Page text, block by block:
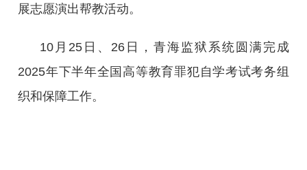
展志愿演出帮教活动。
10月25日、26日，青海监狱系统圆满完成
2025年下半年全国高等教育罪犯自学考试考务组
织和保障工作。